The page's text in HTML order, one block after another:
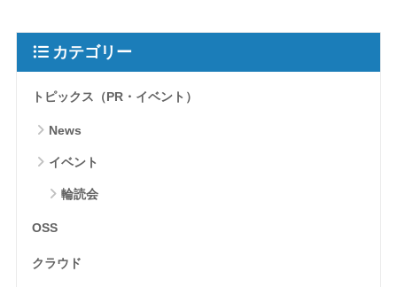
カテゴリー
トピックス（PR・イベント）
News
イベント
輪読会
OSS
クラウド